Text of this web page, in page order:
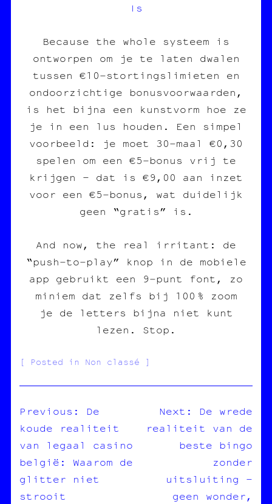
Is
Because the whole systeem is
ontworpen om je te laten dwalen
tussen €10‑stortingslimieten en
ondoorzichtige bonusvoorwaarden,
is het bijna een kunstvorm hoe ze
je in een lus houden. Een simpel
voorbeeld: je moet 30‑maal €0,30
spelen om een €5‑bonus vrij te
krijgen – dat is €9,00 aan inzet
voor een €5‑bonus, wat duidelijk
geen “gratis” is.
And now, the real irritant: de
“push‑to‑play” knop in de mobiele
app gebruikt een 9‑punt font, zo
miniem dat zelfs bij 100 % zoom
je de letters bijna niet kunt
lezen. Stop.
Posted in Non classé
NAVIGATION
DE
L’ARTICLE
Previous:
De
koude realiteit
van legaal casino
belgië: Waarom de
glitter niet
strooit
Next:
De wrede
realiteit van de
beste bingo
zonder
uitsluiting –
geen wonder,